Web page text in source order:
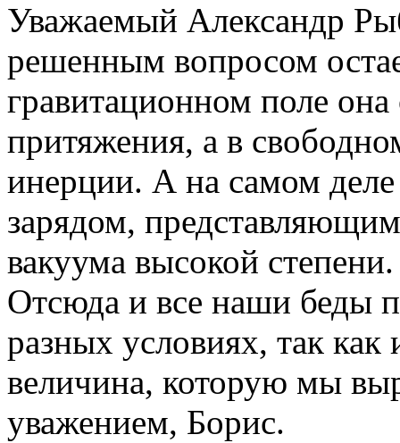
Уважаемый Александр
решенным вопросом
гравитационном поле она
притяжения, а в
инерции. А на самом
зарядом,
вакуума высокой степени.
Отсюда и все наши беды
разных условиях, так как
величина, которую мы
уважением, Борис.